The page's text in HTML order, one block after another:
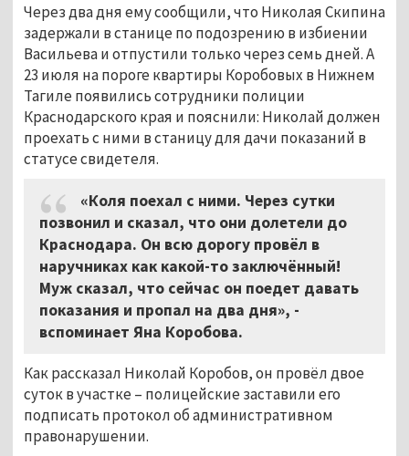
Через два дня ему сообщили, что Николая Скипина
задержали в станице по подозрению в избиении
Васильева и отпустили только через семь дней. А
23 июля на пороге квартиры Коробовых в Нижнем
Тагиле появились сотрудники полиции
Краснодарского края и пояснили: Николай должен
проехать с ними в станицу для дачи показаний в
статусе свидетеля.
«Коля поехал с ними. Через сутки
позвонил и сказал, что они долетели до
Краснодара. Он всю дорогу провёл в
наручниках как какой-то заключённый!
Муж сказал, что сейчас он поедет давать
показания и пропал на два дня», -
вспоминает Яна Коробова.
Как рассказал Николай Коробов, он провёл двое
суток в участке – полицейские заставили его
подписать протокол об административном
правонарушении.